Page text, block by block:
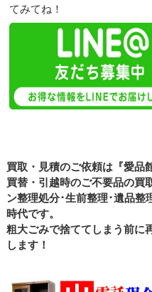
てみてね！
買取・見積のご依頼は『愛品
買替・引越時のご不要品の買
ン整理処分･生前整理･遺品整
時代です。
粗大ごみで捨ててしまう前に
します！